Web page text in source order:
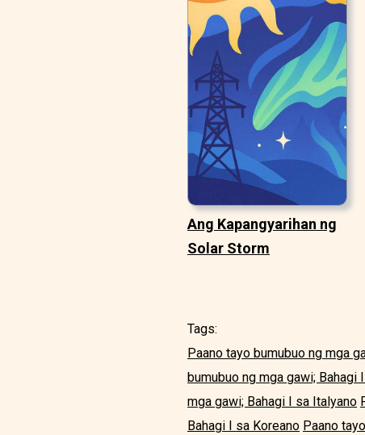
Ang Kapangyarihan ng
Solar Storm
Tags:
Paano tayo bumubuo ng mga
bumubuo ng mga gawi; Bahagi
mga gawi; Bahagi I sa Italyano
Bahagi I sa Koreano Paano